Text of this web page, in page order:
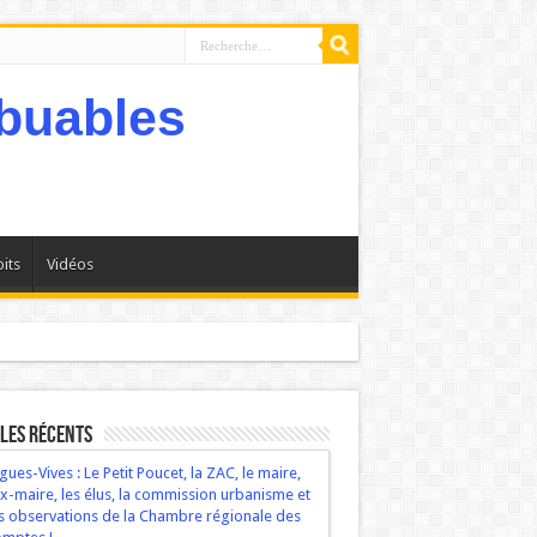
Vidéos
récents
Vives : Le Petit Poucet, la ZAC, le maire,
maire, les élus, la commission urbanisme et
observations de la Chambre régionale des